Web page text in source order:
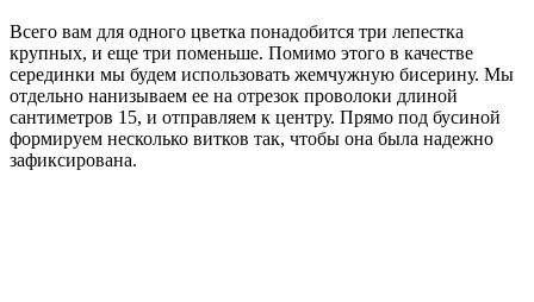
Всего вам для одного цветка понадобится три лепестка
крупных, и еще три поменьше. Помимо этого в качестве
серединки мы будем использовать жемчужную бисерину. Мы
отдельно нанизываем ее на отрезок проволоки длиной
сантиметров 15, и отправляем к центру. Прямо под бусиной
формируем несколько витков так, чтобы она была надежно
зафиксирована.